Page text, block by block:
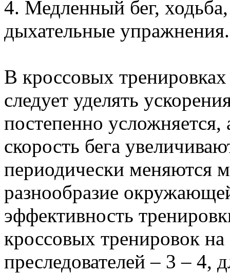
4. Медленный бег,
дыхательные упражнения.
В кроссовых
следует уделять
постепенно
скорость бега
периодически меняются
разнообразие
эффективность
кроссовых тренировок
преследователей – 3 – 4,